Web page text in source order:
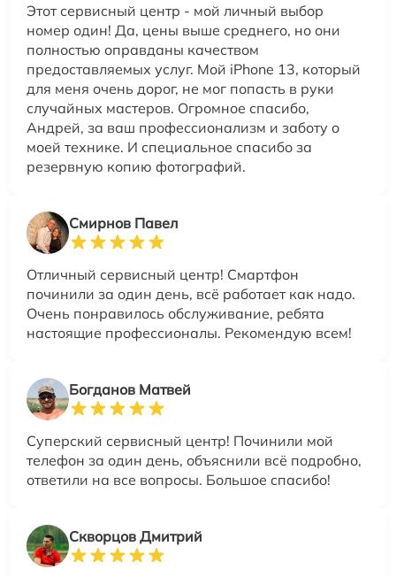
Этот сервисный центр - мой личный выбор
номер один! Да, цены выше среднего, но они
полностью оправданы качеством
предоставляемых услуг. Мой iPhone 13, который
для меня очень дорог, не мог попасть в руки
случайных мастеров. Огромное спасибо,
Андрей, за ваш профессионализм и заботу о
моей технике. И специальное спасибо за
резервную копию фотографий.
Смирнов Павел
Отличный сервисный центр! Смартфон
починили за один день, всё работает как надо.
Очень понравилось обслуживание, ребята
настоящие профессионалы. Рекомендую всем!
Богданов Матвей
Суперский сервисный центр! Починили мой
телефон за один день, объяснили всё подробно,
ответили на все вопросы. Большое спасибо!
Скворцов Дмитрий